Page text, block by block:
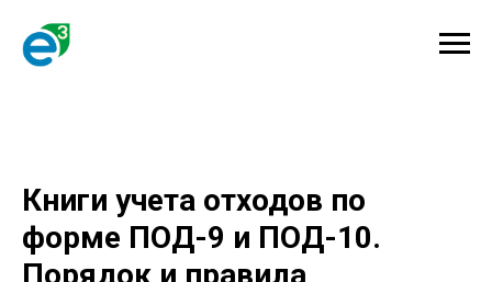
Книги учета отходов по
форме ПОД-9 и ПОД-10.
Порядок и правила